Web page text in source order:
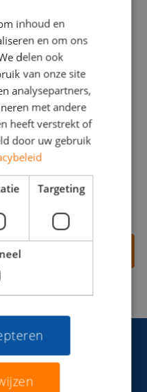
je
Benno staat
inhoud en
en om ons
delen ook
van onze site
analysepartners,
met andere
heeft verstrekt of
door uw gebruik
Targeting